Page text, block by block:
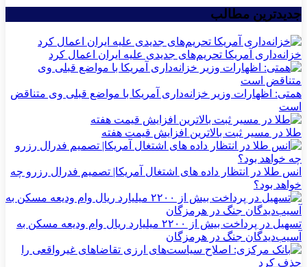
جدیدترین مطالب
خزانه‌داری آمریکا تحریم‌های جدیدی علیه ایران اعمال کرد
همتی: اظهارات وزیر خزانه‌داری آمریکا با مواضع قبلی وی متناقض
است
طلا در مسیر ثبت بالاترین افزایش قیمت هفته
انس طلا در انتظار داده های اشتغال آمریکا| تصمیم فدرال رزرو چه
خواهد بود؟
تسهیل در پرداخت بیش از ۲۲۰۰ میلیارد ریال وام ودیعه مسکن به
آسیب‌دیدگان جنگ در هرمزگان